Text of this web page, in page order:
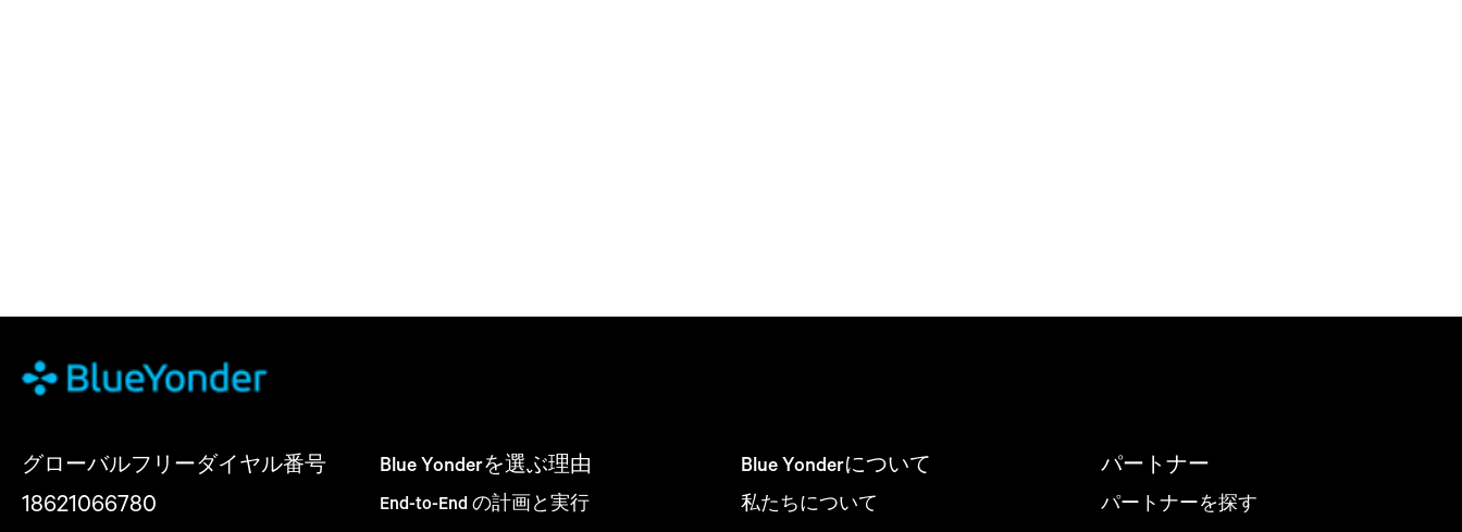
グローバルフリーダイヤル番号
18621066780
Blue Yonderを選ぶ理由
End-to-End の計画と実行
Blue Yonderについて
私たちについて
パートナー
パートナーを探す